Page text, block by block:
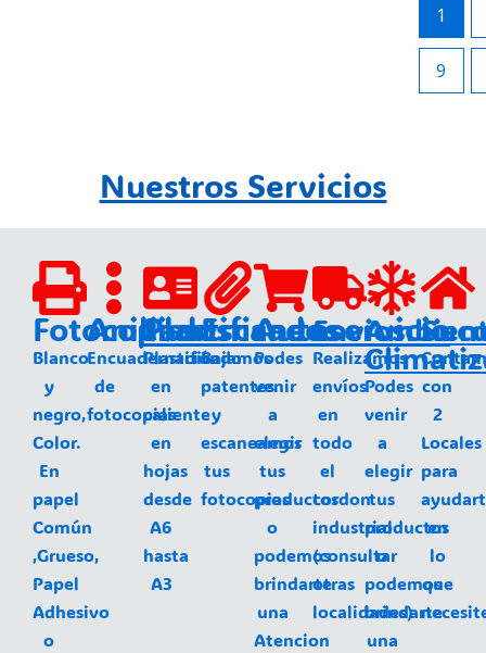
1
9
Nuestros Servicios
Fotocopias
Blanco
y
negro,
Color.
En
papel
Común
,Grueso,
Papel
Adhesivo
o
Anillados
Encuadernación
de
fotocopias
Plastificados
Plastificado
en
caliente
en
hojas
desde
A6
hasta
A3
Escaneos
Bajamos
patentes
y
escaneamos
tus
fotocopias
Autoservicio
Podes
venir
a
elegir
tus
productos
o
podemos
brindarte
una
Atencion
Envios
Realizamos
envíos
en
todo
el
cordon
industrial
(consultar
otras
localidades)
Podes
venir
a
elegir
tus
productos
o
podemos
brindarte
una
con
2
Locales
para
en
lo
que